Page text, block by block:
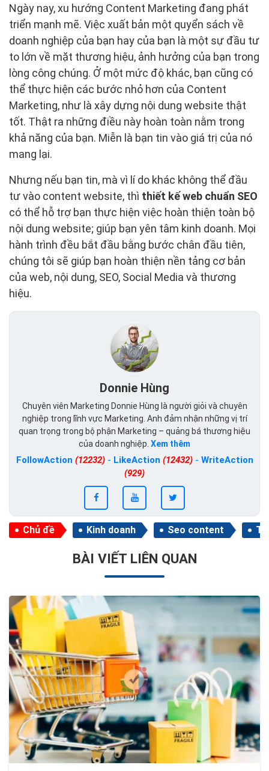
Ngày nay, xu hướng Content Marketing đang phát
triển mạnh mẽ. Việc xuất bản một quyển sách về
doanh nghiệp của bạn hay của bạn là một sự đầu tư
to lớn về mặt thương hiệu, ảnh hưởng của bạn trong
lòng công chúng. Ở một mức độ khác, bạn cũng có
thể thực hiện các bước nhỏ hơn của Content
Marketing, như là xây dựng nội dung website thật
tốt. Thật ra những điều này hoàn toàn nằm trong
khả năng của bạn. Miễn là bạn tin vào giá trị của nó
mang lại.
Nhưng nếu bạn tin, mà vì lí do khác không thể đầu
tư vào content website, thì thiết kế web chuẩn SEO
có thể hỗ trợ bạn thực hiện việc hoàn thiện toàn bộ
nội dung website; giúp bạn yên tâm kinh doanh. Mọi
hành trình đều bắt đầu bằng bước chân đầu tiên,
chúng tôi sẽ giúp bạn hoàn thiện nền tảng cơ bản
của web, nội dung, SEO, Social Media và thương
hiệu.
Donnie Hùng
Chuyên viên Marketing Donnie Hùng là người giỏi và chuyên
nghiệp trong lĩnh vực Marketing. Anh đảm nhận những vị trí
quan trọng trong bộ phận Marketing – quảng bá thương hiệu
của doanh nghiệp. Xem thêm
FollowAction (12232)- LikeAction (12432)- WriteAction
(929)
Chủ đề Kinh doanh Seo content
BÀI VIẾT LIÊN QUAN